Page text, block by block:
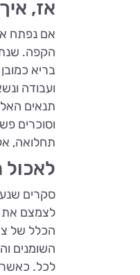
אז,
אם נפתח
הקפה. שנת
בריא
ועבודה
תנאים
וסוכרים
תחלואה,
לאכול
סקרים
לצמצם את
הכלל של
השומנים
לכל. כאשר